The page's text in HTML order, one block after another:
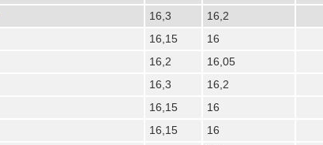
16,3 16,2
16,15
16
16,2
16,05
16,3
16,2
16,15
16
16,15
16